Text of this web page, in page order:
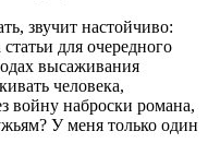
звучит настойчиво:
для очередного
высаживания
человека,
войну наброски романа,
У меня только один